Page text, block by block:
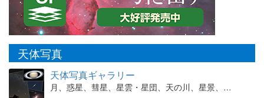
天体写真
天体写真ギャラリー
月、惑星、彗星、星雲・星団、天の川、星景、…